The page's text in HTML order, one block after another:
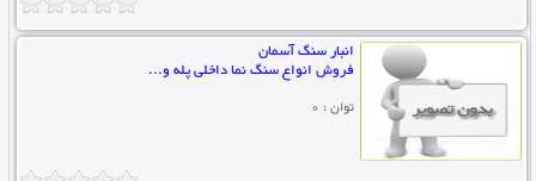
انبار سنگ آسمان
فروش انواع سنگ نما داخلی پله و...
توان : 0